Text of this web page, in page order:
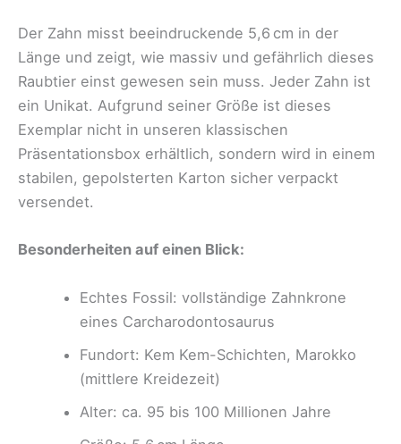
Der Zahn misst beeindruckende 5,6 cm in der
Länge und zeigt, wie massiv und gefährlich dieses
Raubtier einst gewesen sein muss. Jeder Zahn ist
ein Unikat. Aufgrund seiner Größe ist dieses
Exemplar nicht in unseren klassischen
Präsentationsbox erhältlich, sondern wird in einem
stabilen, gepolsterten Karton sicher verpackt
versendet.
Besonderheiten auf einen Blick:
Echtes Fossil: vollständige Zahnkrone
eines Carcharodontosaurus
Fundort: Kem Kem-Schichten, Marokko
(mittlere Kreidezeit)
Alter: ca. 95 bis 100 Millionen Jahre